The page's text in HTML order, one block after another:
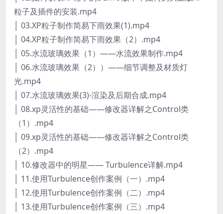
粒子及插件的安装.mp4
│ 03.XP粒子制作简易下雨效果(1).mp4
│ 04.XP粒子制作简易下雨效果（2）.mp4
│ 05.水流玻璃效果（1）——水流效果制作.mp4
│ 06.水流玻璃效果（2））——细节调整及材质灯
光.mp4
│ 07.水流玻璃效果(3)-渲染及后期合成.mp4
│ 08.xp灵活性的基础——修改器详解之Control类
（1）.mp4
│ 09.xp灵活性的基础——修改器详解之Control类
（2）.mp4
│ 10.修改器中的明星—— Turbulence详解.mp4
│ 11.使用Turbulence创作案例（一）.mp4
│ 12.使用Turbulence创作案例（二）.mp4
│ 13.使用Turbulence创作案例（三）.mp4